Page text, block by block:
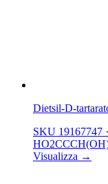
Dietsil-D-
SKU 19167747 ·
Visualizza →